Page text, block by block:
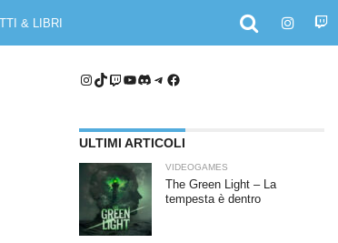
& LIBRI
Instagram
TikTok
Twitch
YouTube
Discord
Telegram
Facebook
ULTIMI ARTICOLI
VIDEOGAMES
The Green Light – La
tempesta è dentro